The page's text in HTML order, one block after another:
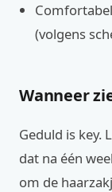
(volgens
Wanneer
Geduld is key.
dat na één
om de